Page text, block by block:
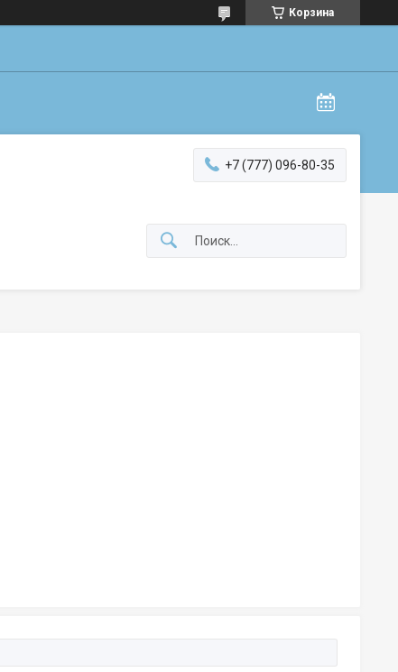
Корзина
+7 (777) 096-80-35